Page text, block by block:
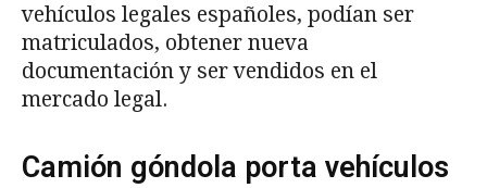
vehículos legales españoles, podían ser
matriculados, obtener nueva
documentación y ser vendidos en el
mercado legal.
Camión góndola porta vehículos